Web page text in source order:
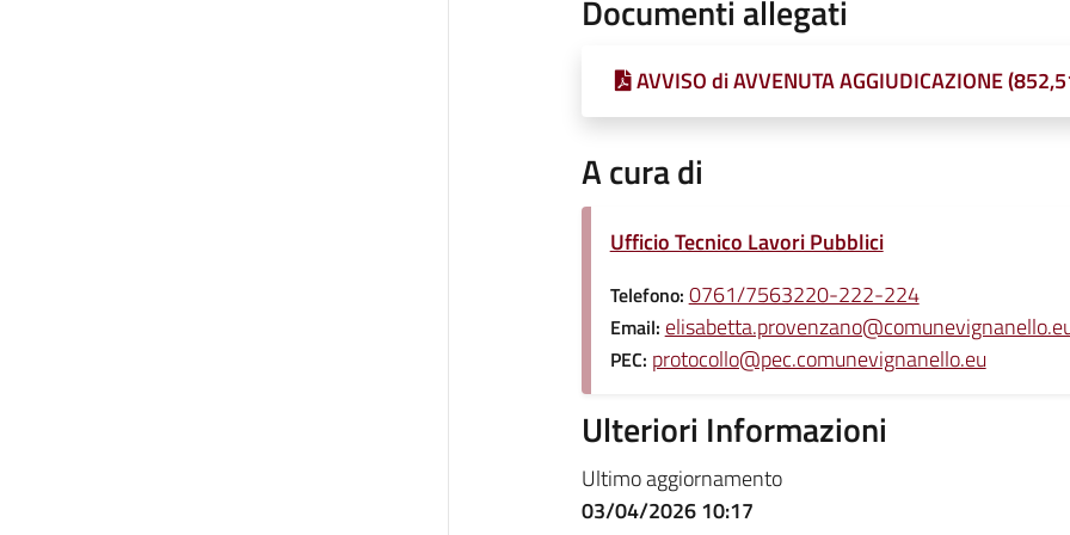
Documenti allegati
AVVISO di AVVENUTA AGGIUDICAZIONE
A cura di
Ufficio Tecnico Lavori Pubblici
Telefono: 0761/7563220-222-224
Email:
PEC: protocollo@pec.comunevignanello.eu
Ulteriori Informazioni
Ultimo aggiornamento
03/04/2026 10:17